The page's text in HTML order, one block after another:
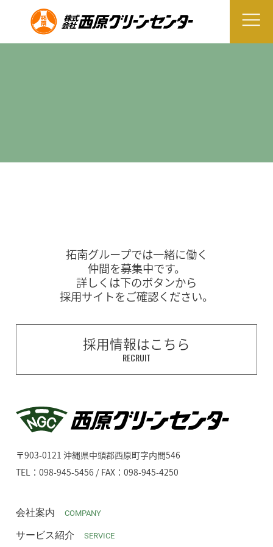
拓南グループでは一緒に働く
仲間を募集中です。
詳しくは下のボタンから
採用サイトをご確認ください。
採用情報はこちら
RECRUIT
〒903-0121 沖縄県中頭郡西原町字内間546
TEL：098-945-5456 / FAX：098-945-4250
会社案内 COMPANY
サービス紹介 SERVICE